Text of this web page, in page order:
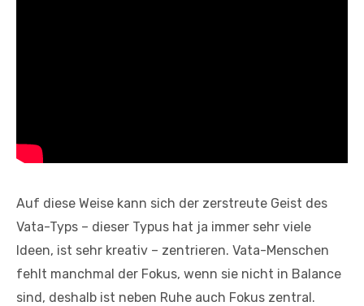
Auf diese Weise kann sich der zerstreute Geist des
Vata-Typs – dieser Typus hat ja immer sehr viele
Ideen, ist sehr kreativ – zentrieren. Vata-Menschen
fehlt manchmal der Fokus, wenn sie nicht in Balance
sind, deshalb ist neben Ruhe auch Fokus zentral.